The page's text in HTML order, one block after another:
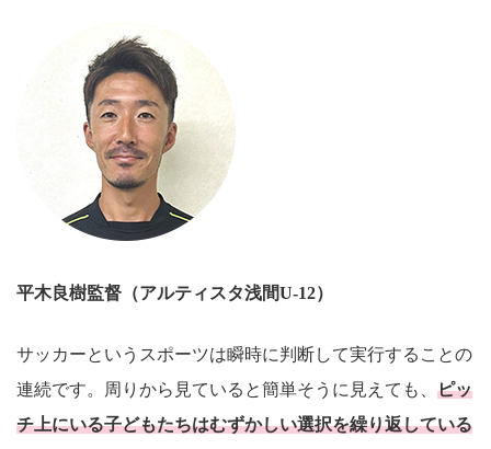
平木良樹監督（アルティスタ浅間U-12）
サッカーというスポーツは瞬時に判断して実行することの
連続です。周りから見ていると簡単そうに見えても、 ピッ
チ上にいる子どもたちはむずかしい選択を繰り返している